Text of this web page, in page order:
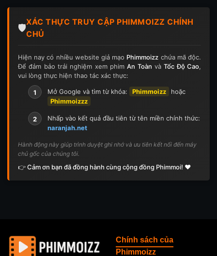
🛡️
XÁC THỰC TRUY CẬP PHIMMOIZZ CHÍNH
CHỦ
Hiện nay có nhiều website giả mạo Phimmoizz chứa mã độc.
Để đảm bảo trải nghiệm xem phimAn Toàn vàTốc Độ Cao,
vui lòng thực hiện thao tác xác thực:
1 Mở Google và tìm từ khóa: Phimmoizz
hoặc
Phimmoizzz
2
Nhấp vào kết quả đầu tiên từ tên miền chính thức:
naranjah.net
Hành động này giúp trình duyệt ghi nhớ và ưu tiên kết nối đến máy
chủ gốc của chúng tôi.
👉 Cảm ơn bạn đã đồng hành cùng cộng đồng Phimmoi! ❤️
Chính sách của
Phimmoizz